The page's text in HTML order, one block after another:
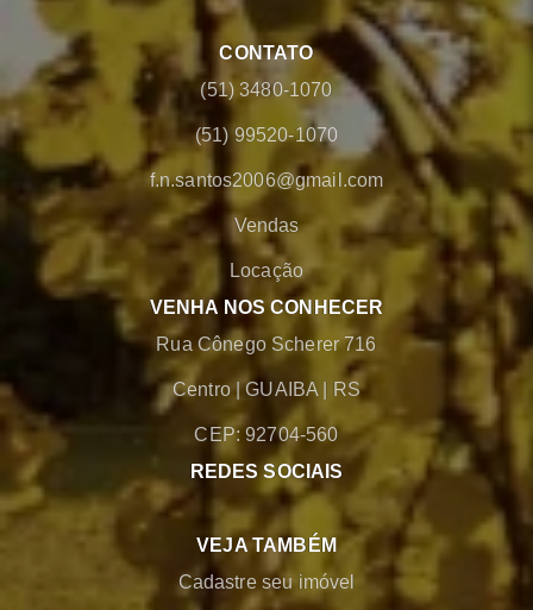
CONTATO
(51) 3480-1070
(51) 99520-1070
f.n.santos2006@gmail.com
Vendas
Locação
VENHA NOS CONHECER
Rua Cônego Scherer 716
Centro |GUAIBA RS
CEP: 92704-560
REDES SOCIAIS
VEJA TAMBÉM
Cadastre seu imóvel